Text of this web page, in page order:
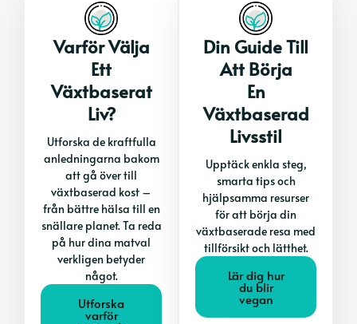
Varför Välja
Ett
Växtbaserat
Liv?
Utforska de kraftfulla
anledningarna bakom
att gå över till
växtbaserad kost –
från bättre hälsa till en
snällare planet. Ta reda
på hur dina matval
verkligen betyder
något.
Utforska
varför
Din Guide Till
Att Börja
En
Växtbaserad
Livsstil
Upptäck enkla steg,
smarta tips och
hjälpsamma resurser
för att börja din
växtbaserade resa med
tillförsikt och lätthet.
Lär dig hur
du blir
vegan